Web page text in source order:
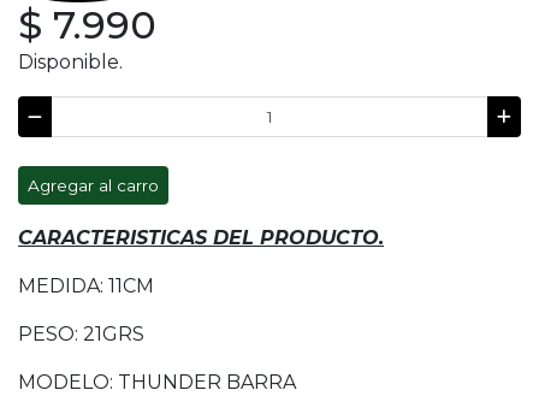
$ 7.990
Disponible.
Agregar al carro
CARACTERISTICAS DEL PRODUCTO.
MEDIDA: 11CM
PESO: 21GRS
MODELO: THUNDER BARRA